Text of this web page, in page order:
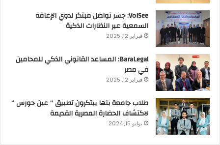
VoiSee: جسر تواصل مبتكر لذوي الإعاقة
السمعية عبر النظارات الذكية
فبراير 12, 2025
BaraLegal: المساعد القانوني الذكي للمحامين
في مصر
فبراير 12, 2025
طلاب جامعة بنها يبتكرون تطبيق ” عين حورس ”
لاكتشاف الحضارة المصرية القديمة
يوليو 15, 2024